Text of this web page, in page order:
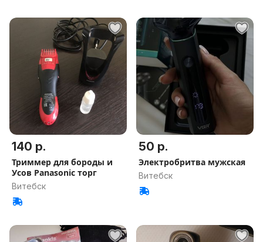
140 р.
Триммер для бороды и
Усов Panasonic торг
Витебск
50 р.
Электробритва мужская
Витебск